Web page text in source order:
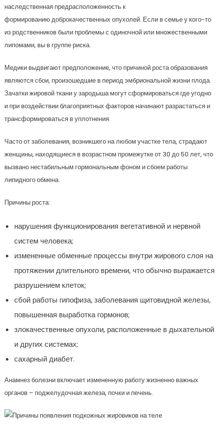
наследственная предрасположенность к
формированию доброкачественных опухолей. Если в семье у кого-то
из родственников были проблемы с одиночной или множественными
липомами, вы в группе риска.
Медики выдвигают предположение, что причиной роста образования
являются сбои, произошедшие в период эмбриональной жизни плода.
Зачатки жировой ткани у зародыша могут сформироваться где угодно
и при воздействии благоприятных факторов начинают разрастаться и
трансформироваться в уплотнения.
Часто от заболевания, возникшего на любом участке тела, страдают
женщины, находящиеся в возрастном промежутке от 30 до 50 лет, что
вызвано нестабильным гормональным фоном и сбоем работы
липидного обмена.
Причины роста:
нарушения функционирования вегетативной и нервной
систем человека;
измененные обменные процессы внутри жирового слоя на
протяжении длительного времени, что обычно выражается
разрушением клеток;
сбой работы гипофиза, заболевания щитовидной железы,
повышенная выработка гормонов;
злокачественные опухоли, расположенные в дыхательной
и других системах;
сахарный диабет.
Анамнез болезни включает измененную работу жизненно важных
органов – поджелудочная железа, почки и печень.